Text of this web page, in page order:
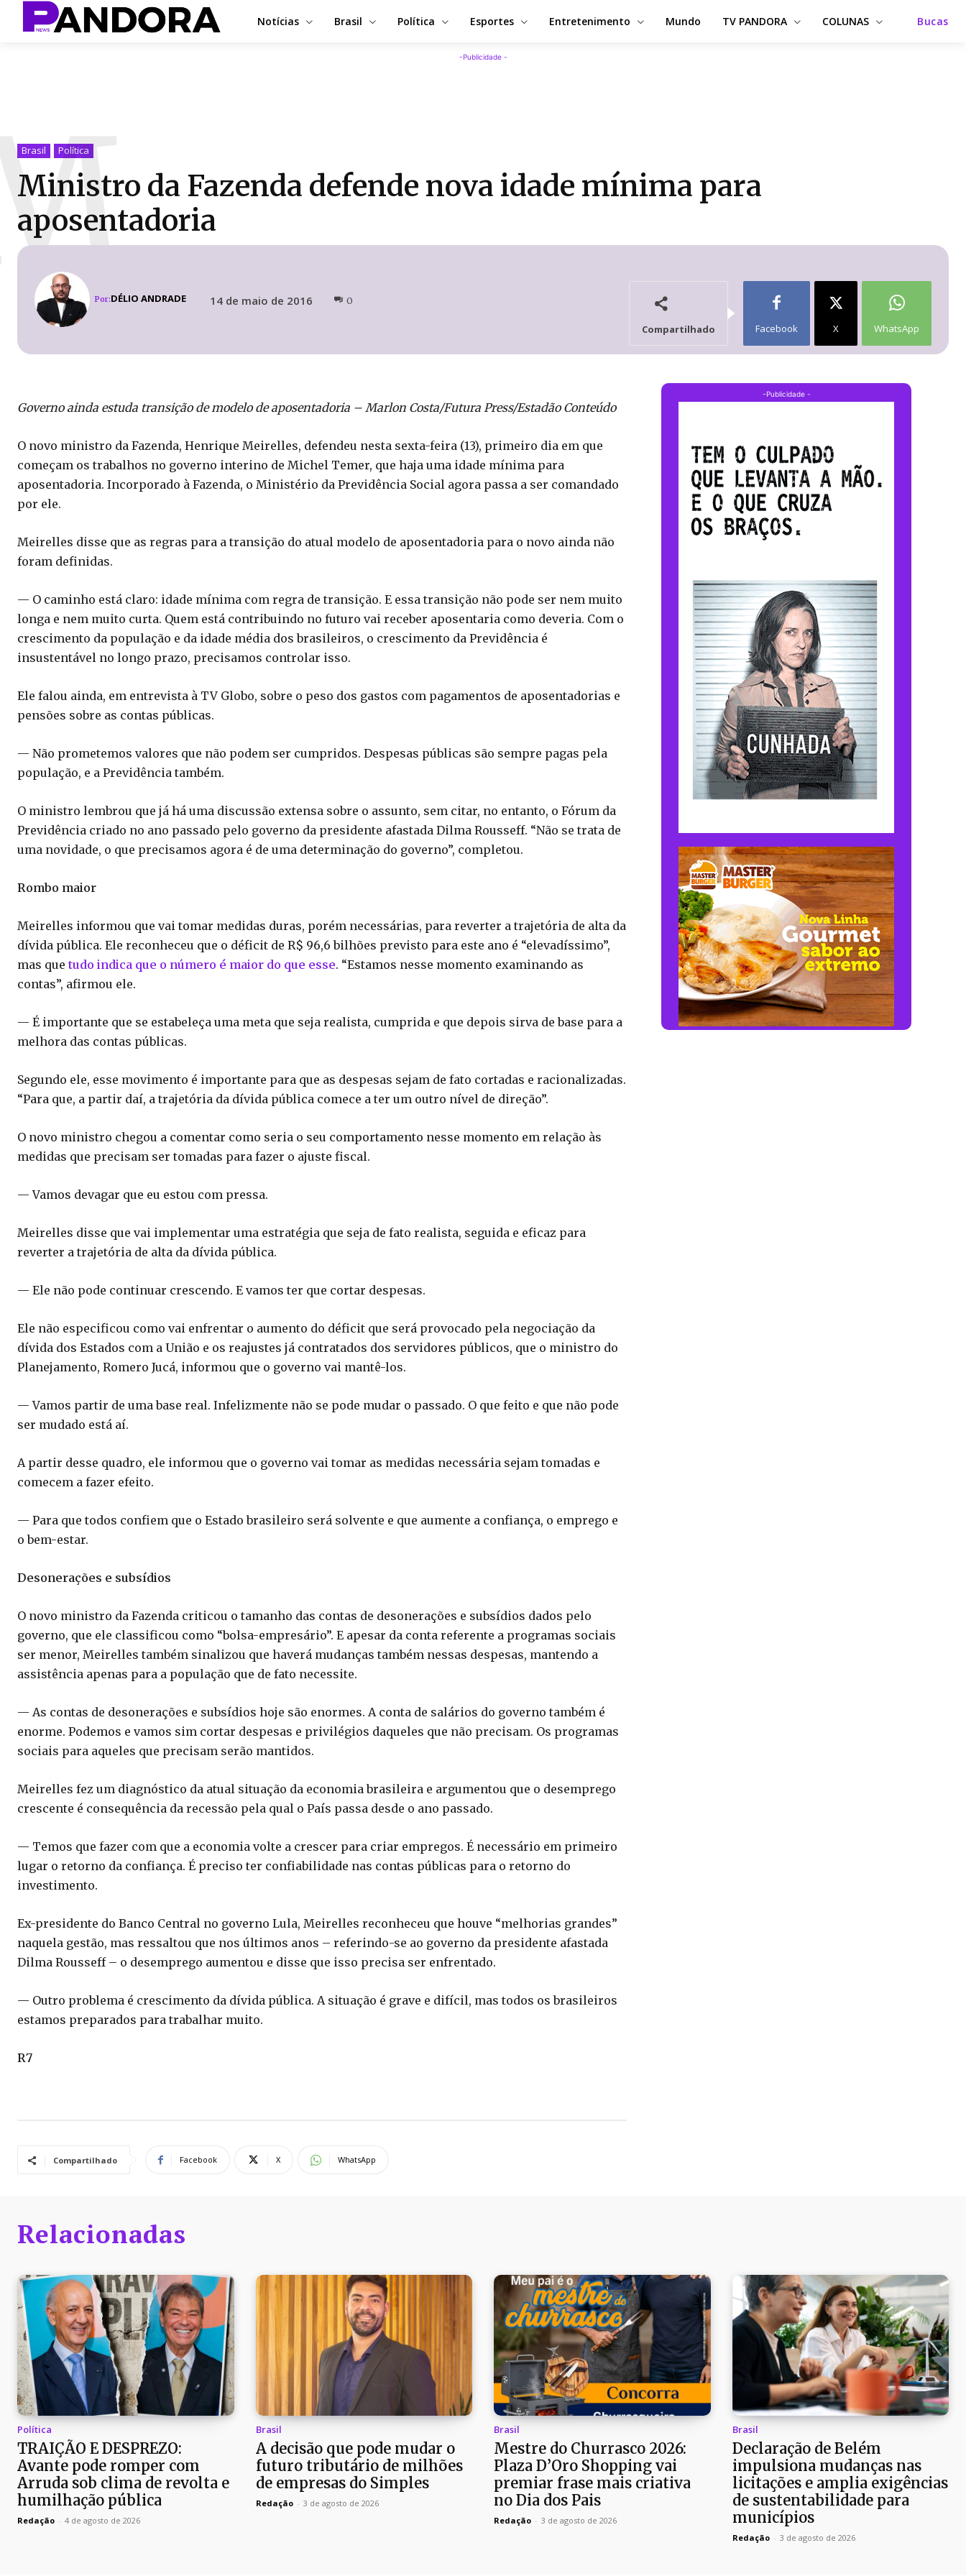
Notícias Brasil Política Esportes Entretenimento Mundo TV PANDORA COLUNAS Bucas
-Publicidade -
Brasil Política
Ministro da Fazenda defende nova idade mínima para
aposentadoria
Por:DÉLIO ANDRADE 14 de maio de 2016 0
Compartilhado Facebook X WhatsApp
Governo ainda estuda transição de modelo de aposentadoria – Marlon Costa/Futura Press/Estadão Conteúdo
O novo ministro da Fazenda, Henrique Meirelles, defendeu nesta sexta-feira (13), primeiro dia em que
começam os trabalhos no governo interino de Michel Temer, que haja uma idade mínima para
aposentadoria. Incorporado à Fazenda, o Ministério da Previdência Social agora passa a ser comandado
por ele.
Meirelles disse que as regras para a transição do atual modelo de aposentadoria para o novo ainda não
foram definidas.
— O caminho está claro: idade mínima com regra de transição. E essa transição não pode ser nem muito
longa e nem muito curta. Quem está contribuindo no futuro vai receber aposentaria como deveria. Com o
crescimento da população e da idade média dos brasileiros, o crescimento da Previdência é
insustentável no longo prazo, precisamos controlar isso.
Ele falou ainda, em entrevista à TV Globo, sobre o peso dos gastos com pagamentos de aposentadorias e
pensões sobre as contas públicas.
— Não prometemos valores que não podem ser cumpridos. Despesas públicas são sempre pagas pela
população, e a Previdência também.
O ministro lembrou que já há uma discussão extensa sobre o assunto, sem citar, no entanto, o Fórum da
Previdência criado no ano passado pelo governo da presidente afastada Dilma Rousseff. “Não se trata de
uma novidade, o que precisamos agora é de uma determinação do governo”, completou.
Rombo maior
Meirelles informou que vai tomar medidas duras, porém necessárias, para reverter a trajetória de alta da
dívida pública. Ele reconheceu que o déficit de R$ 96,6 bilhões previsto para este ano é “elevadíssimo”,
mas que tudo indica que o número é maior do que esse. “Estamos nesse momento examinando as
contas”, afirmou ele.
— É importante que se estabeleça uma meta que seja realista, cumprida e que depois sirva de base para a
melhora das contas públicas.
Segundo ele, esse movimento é importante para que as despesas sejam de fato cortadas e racionalizadas.
“Para que, a partir daí, a trajetória da dívida pública comece a ter um outro nível de direção”.
O novo ministro chegou a comentar como seria o seu comportamento nesse momento em relação às
medidas que precisam ser tomadas para fazer o ajuste fiscal.
— Vamos devagar que eu estou com pressa.
Meirelles disse que vai implementar uma estratégia que seja de fato realista, seguida e eficaz para
reverter a trajetória de alta da dívida pública.
— Ele não pode continuar crescendo. E vamos ter que cortar despesas.
Ele não especificou como vai enfrentar o aumento do déficit que será provocado pela negociação da
dívida dos Estados com a União e os reajustes já contratados dos servidores públicos, que o ministro do
Planejamento, Romero Jucá, informou que o governo vai mantê-los.
— Vamos partir de uma base real. Infelizmente não se pode mudar o passado. O que feito e que não pode
ser mudado está aí.
A partir desse quadro, ele informou que o governo vai tomar as medidas necessária sejam tomadas e
comecem a fazer efeito.
— Para que todos confiem que o Estado brasileiro será solvente e que aumente a confiança, o emprego e
o bem-estar.
Desonerações e subsídios
O novo ministro da Fazenda criticou o tamanho das contas de desonerações e subsídios dados pelo
governo, que ele classificou como “bolsa-empresário”. E apesar da conta referente a programas sociais
ser menor, Meirelles também sinalizou que haverá mudanças também nessas despesas, mantendo a
assistência apenas para a população que de fato necessite.
— As contas de desonerações e subsídios hoje são enormes. A conta de salários do governo também é
enorme. Podemos e vamos sim cortar despesas e privilégios daqueles que não precisam. Os programas
sociais para aqueles que precisam serão mantidos.
Meirelles fez um diagnóstico da atual situação da economia brasileira e argumentou que o desemprego
crescente é consequência da recessão pela qual o País passa desde o ano passado.
— Temos que fazer com que a economia volte a crescer para criar empregos. É necessário em primeiro
lugar o retorno da confiança. É preciso ter confiabilidade nas contas públicas para o retorno do
investimento.
Ex-presidente do Banco Central no governo Lula, Meirelles reconheceu que houve “melhorias grandes”
naquela gestão, mas ressaltou que nos últimos anos – referindo-se ao governo da presidente afastada
Dilma Rousseff – o desemprego aumentou e disse que isso precisa ser enfrentado.
— Outro problema é crescimento da dívida pública. A situação é grave e difícil, mas todos os brasileiros
estamos preparados para trabalhar muito.
R7
Compartilhado Facebook X WhatsApp
-Publicidade -
Relacionadas
Política
TRAIÇÃO E DESPREZO:
Avante pode romper com
Arruda sob clima de revolta e
humilhação pública
Redação - 4 de agosto de 2026
Brasil
A decisão que pode mudar o
futuro tributário de milhões
de empresas do Simples
Redação - 3 de agosto de 2026
Brasil
Mestre do Churrasco 2026:
Plaza D’Oro Shopping vai
premiar frase mais criativa
no Dia dos Pais
Redação - 3 de agosto de 2026
Brasil
Declaração de Belém
impulsiona mudanças nas
licitações e amplia exigências
de sustentabilidade para
municípios
Redação - 3 de agosto de 2026